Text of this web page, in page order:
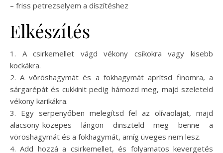
– friss petrezselyem a díszítéshez
Elkészítés
1. A csirkemellet vágd vékony csíkokra vagy kisebb
kockákra.
2. A vöröshagymát és a fokhagymát aprítsd finomra, a
sárgarépát és cukkinit pedig hámozd meg, majd szeleteld
vékony karikákra.
3. Egy serpenyőben melegítsd fel az olívaolajat, majd
alacsony-közepes lángon dinszteld meg benne a
vöröshagymát és a fokhagymát, amíg üveges nem lesz.
4. Add hozzá a csirkemellet, és folyamatos kevergetés